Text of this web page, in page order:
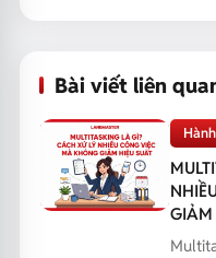
Bài viết liên
GIẢM